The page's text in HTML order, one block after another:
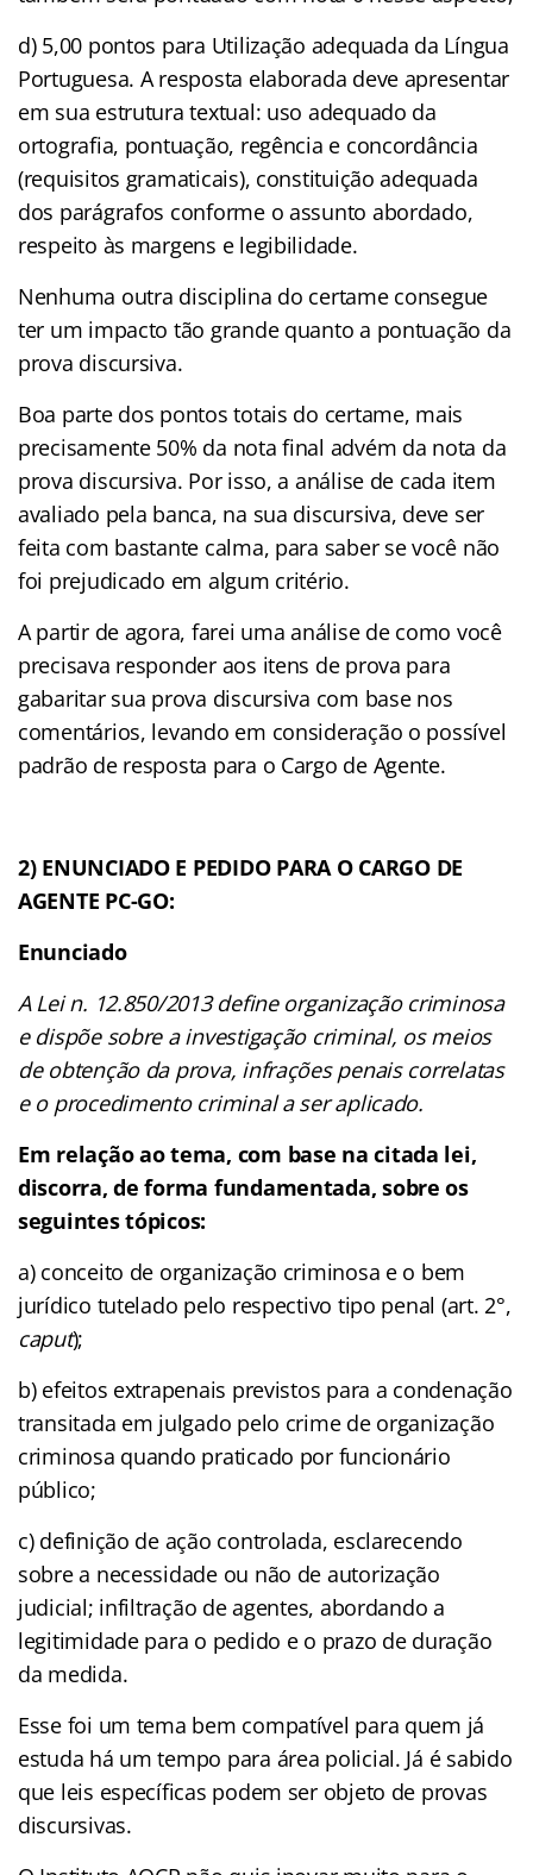
d) 5,00 pontos para Utilização adequada da Língua
Portuguesa. A resposta elaborada deve apresentar
em sua estrutura textual: uso adequado da
ortografia, pontuação, regência e concordância
(requisitos gramaticais), constituição adequada
dos parágrafos conforme o assunto abordado,
respeito às margens e legibilidade.
Nenhuma outra disciplina do certame consegue
ter um impacto tão grande quanto a pontuação da
prova discursiva.
Boa parte dos pontos totais do certame, mais
precisamente 50% da nota final advém da nota da
prova discursiva. Por isso, a análise de cada item
avaliado pela banca, na sua discursiva, deve ser
feita com bastante calma, para saber se você não
foi prejudicado em algum critério.
A partir de agora, farei uma análise de como você
precisava responder aos itens de prova para
gabaritar sua prova discursiva com base nos
comentários, levando em consideração o possível
padrão de resposta para o Cargo de Agente.
2) ENUNCIADO E PEDIDO PARA O CARGO DE
AGENTE PC-GO:
Enunciado
A Lei n. 12.850/2013 define organização criminosa
e dispõe sobre a investigação criminal, os meios
de obtenção da prova, infrações penais correlatas
e o procedimento criminal a ser aplicado.
Em relação ao tema, com base na citada lei,
discorra, de forma fundamentada, sobre os
seguintes tópicos:
a) conceito de organização criminosa e o bem
jurídico tutelado pelo respectivo tipo penal (art. 2°,
caput);
b) efeitos extrapenais previstos para a condenação
transitada em julgado pelo crime de organização
criminosa quando praticado por funcionário
público;
c) definição de ação controlada, esclarecendo
sobre a necessidade ou não de autorização
judicial; infiltração de agentes, abordando a
legitimidade para o pedido e o prazo de duração
da medida.
Esse foi um tema bem compatível para quem já
estuda há um tempo para área policial. Já é sabido
que leis específicas podem ser objeto de provas
discursivas.